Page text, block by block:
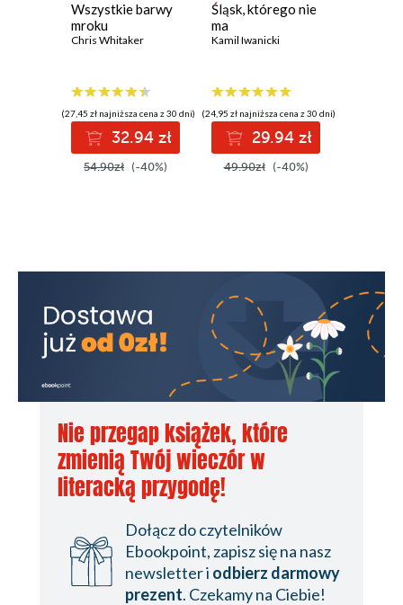
Wszystkie barwy
mroku
Chris Whitaker
(27,45 zł najniższa cena z 30 dni)
32.94 zł
54.90zł (-40%)
Śląsk, którego nie
ma
Kamil Iwanicki
(24,95 zł najniższa cena z 30 dni)
29.94 zł
49.90zł (-40%)
Nie przegap książek, które
zmienią Twój wieczór w
literacką przygodę!
Dołącz do czytelników
Ebookpoint, zapisz się na nasz
newsletter i odbierz darmowy
prezent. Czekamy na Ciebie!